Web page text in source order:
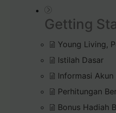
Getting
Young Living,
Istilah Dasar
Informasi Akun
Perhitungan
Bonus Hadiah